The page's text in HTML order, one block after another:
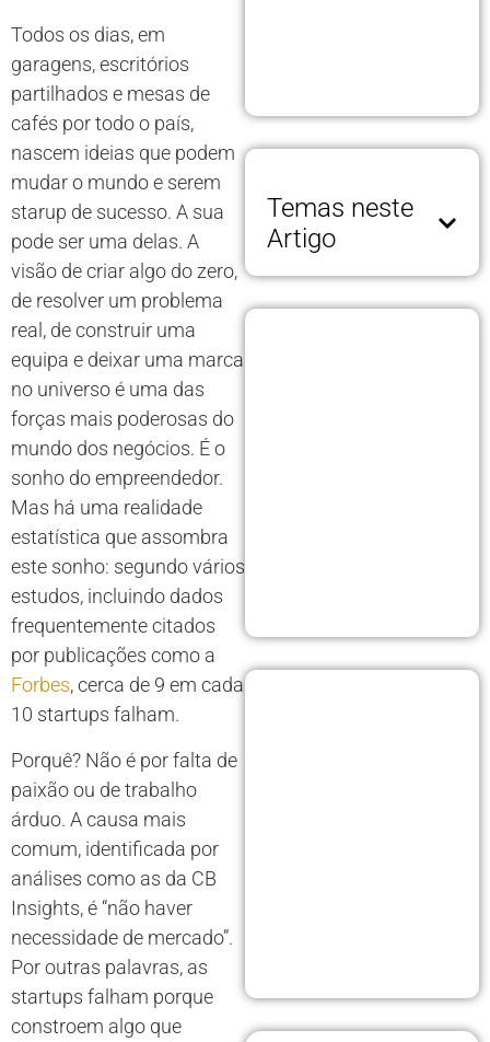
Todos os dias, em
garagens, escritórios
partilhados e mesas de
cafés por todo o país,
nascem ideias que podem
mudar o mundo e serem
starup de sucesso. A sua
pode ser uma delas. A
visão de criar algo do zero,
de resolver um problema
real, de construir uma
equipa e deixar uma marca
no universo é uma das
forças mais poderosas do
mundo dos negócios. É o
sonho do empreendedor.
Mas há uma realidade
estatística que assombra
este sonho: segundo vários
estudos, incluindo dados
frequentemente citados
por publicações como a
Forbes, cerca de 9 em cada
10 startups falham.
Porquê? Não é por falta de
paixão ou de trabalho
árduo. A causa mais
comum, identificada por
análises como as da CB
Insights, é “não haver
necessidade de mercado”.
Por outras palavras, as
startups falham porque
constroem algo que
Temas neste
Artigo